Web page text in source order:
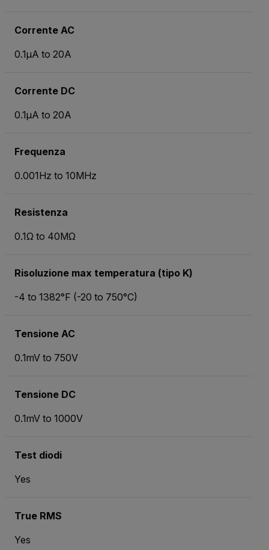
Corrente AC
0.1µA to 20A
Corrente DC
0.1µA to 20A
Frequenza
0.001Hz to 10MHz
Resistenza
0.1Ω to 40MΩ
Risoluzione max temperatura (tipo K)
-4 to 1382°F (-20 to 750°C)
Tensione AC
0.1mV to 750V
Tensione DC
0.1mV to 1000V
Test diodi
Yes
True RMS
Yes